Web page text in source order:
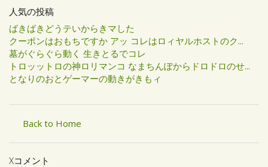
人気の投稿
ばきばきどうテいからきマした
クーポンはおもちですか アッ コレはロィヤルホストのク...
墓がぐらぐら動く 生きとるでコレ
トロッットロの神ロリマンコ なまちんぽからドロドロのせ...
となりのおとゲーマーの動きがきもィ
Back to Home
Xコメント